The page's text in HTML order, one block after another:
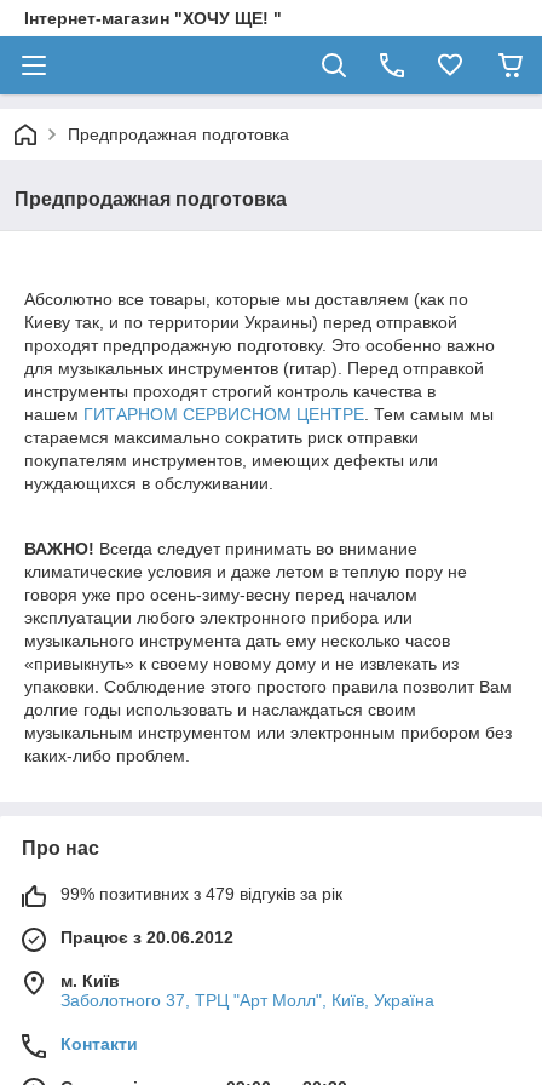
Інтернет-магазин "ХОЧУ ЩЕ! "
Предпродажная подготовка
Предпродажная подготовка
Абсолютно все товары, которые мы доставляем (как по
Киеву так, и по территории Украины) перед отправкой
проходят предпродажную подготовку. Это особенно важно
для музыкальных инструментов (гитар). Перед отправкой
инструменты проходят строгий контроль качества в
нашем ГИТАРНОМ СЕРВИСНОМ ЦЕНТРЕ . Тем самым мы
стараемся максимально сократить риск отправки
покупателям инструментов, имеющих дефекты или
нуждающихся в обслуживании.
ВАЖНО! Всегда следует принимать во внимание
климатические условия и даже летом в теплую пору не
говоря уже про осень-зиму-весну перед началом
эксплуатации любого электронного прибора или
музыкального инструмента дать ему несколько часов
«привыкнуть» к своему новому дому и не извлекать из
упаковки. Соблюдение этого простого правила позволит Вам
долгие годы использовать и наслаждаться своим
музыкальным инструментом или электронным прибором без
каких-либо проблем.
Про нас
99% позитивних з 479 відгуків за рік
Працює з 20.06.2012
м. Київ
Заболотного 37, ТРЦ "Арт Молл", Київ, Україна
Контакти